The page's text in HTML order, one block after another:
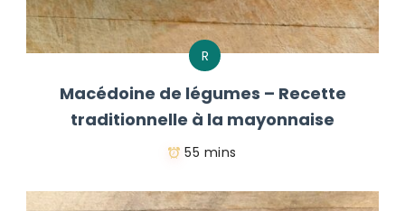
R
Macédoine de légumes – Recette
traditionnelle à la mayonnaise
55 mins